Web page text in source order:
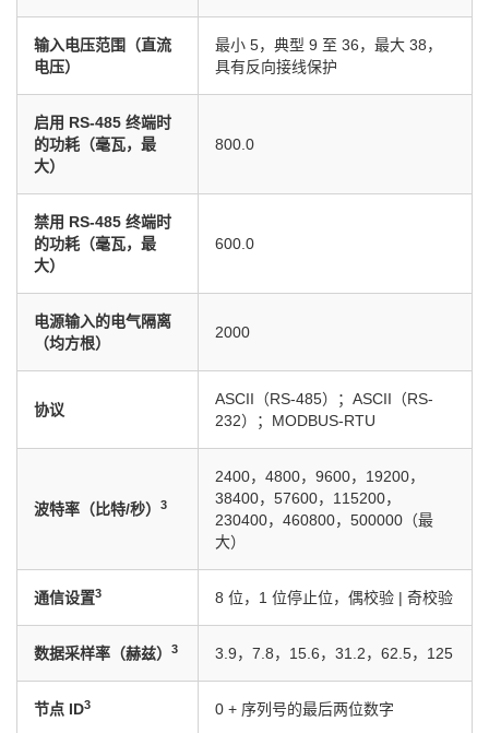
输入电压范围（直流
电压）
最小 5，典型 9 至 36，最大 38，
具有反向接线保护
启用 RS-485 终端时
的功耗（毫瓦，最
大）
800.0
禁用 RS-485 终端时
的功耗（毫瓦，最
大）
600.0
电源输入的电气隔离
（均方根）
2000
协议
ASCII（RS-485）；ASCII（RS-
232）；MODBUS-RTU
波特率（比特/秒） 3
2400，4800，9600，19200，
38400，57600，115200，
230400，460800，500000（最
大）
通信设置3 8 位，1 位停止位，偶校验 | 奇校验
数据采样率（赫兹） 3 3.9，7.8，15.6，31.2，62.5，125
节点 ID3 0 + 序列号的最后两位数字